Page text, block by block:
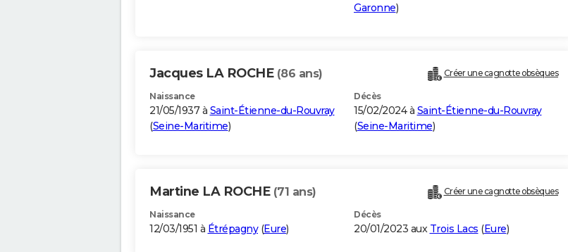
Garonne)
Jacques LA ROCHE (86 ans) Créer une cagnotte obsèques
Naissance
21/05/1937 à Saint-Étienne-du-Rouvray
(Seine-Maritime)
Décès
15/02/2024 à Saint-Étienne-du-Rouvray
(Seine-Maritime)
Martine LA ROCHE (71 ans) Créer une cagnotte obsèques
Naissance
12/03/1951 à Étrépagny(Eure)
Décès
20/01/2023 aux Trois Lacs (Eure)